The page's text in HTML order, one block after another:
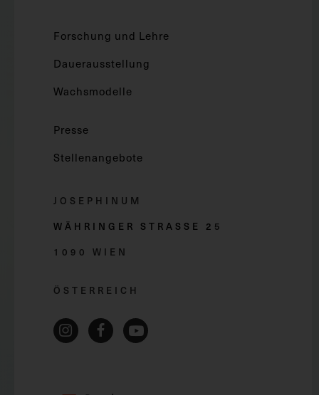
Forschung und Lehre
Dauerausstellung
Wachsmodelle
Presse
Stellenangebote
JOSEPHINUM
WÄHRINGER STRASSE 2 5
1090 WIEN
ÖSTERREICH